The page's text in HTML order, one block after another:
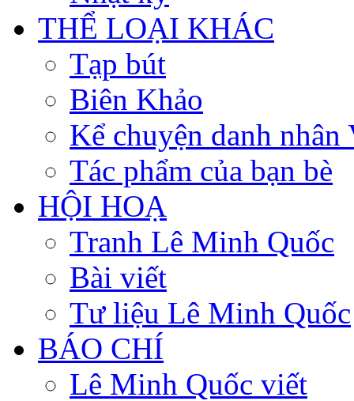
THỂ LOẠI KHÁC
Tạp bút
Biên Khảo
Kể chuyện danh nhân
Tác phẩm của bạn bè
HỘI HOẠ
Tranh Lê Minh Quốc
Bài viết
Tư liệu Lê Minh Quốc
BÁO CHÍ
Lê Minh Quốc viết